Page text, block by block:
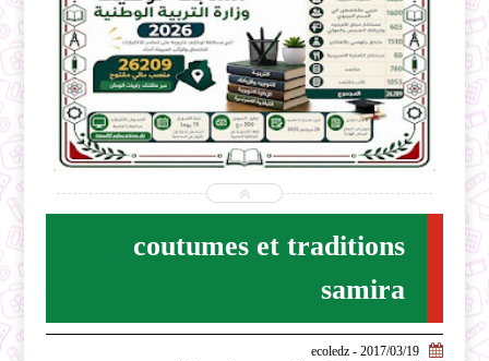
2026-07-28
ecoledz.net
coutumes et traditions
samira

2017/03/19 - ecoledz